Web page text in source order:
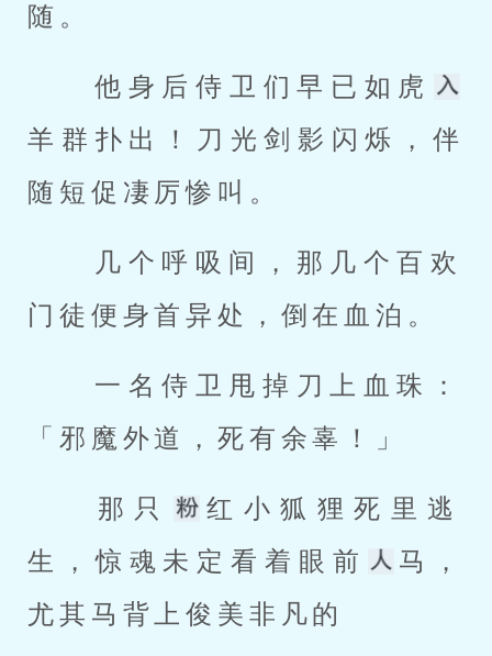
随。
他身后侍卫们早已如虎
羊群扑出！刀光剑影闪烁，伴
随短促凄厉惨叫。
门徒便身首异处，倒在血泊。
「邪魔外道，死有余辜！」
那只
红小狐狸死里逃
生，惊魂未定看着眼前
马，
尤其马背上俊美非凡的